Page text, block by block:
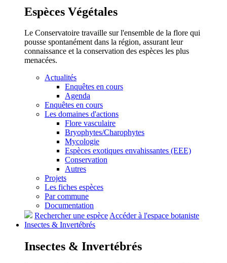
Espèces Végétales
Le Conservatoire travaille sur l'ensemble de la flore qui
pousse spontanément dans la région, assurant leur
connaissance et la conservation des espèces les plus
menacées.
Actualités
Enquêtes en cours
Agenda
Enquêtes en cours
Les domaines d'actions
Flore vasculaire
Bryophytes/Charophytes
Mycologie
Espèces exotiques envahissantes (EEE)
Conservation
Autres
Projets
Les fiches espèces
Par commune
Documentation
Rechercher une espèceAccéder à l'espace botaniste
Insectes & Invertébrés
Insectes & Invertébrés